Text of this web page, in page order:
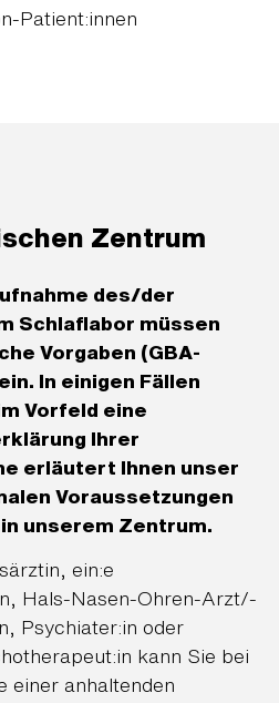
Patient:innen
Zentrum
des/der
Schlaflabor müssen
Vorgaben (GBA-
In einigen Fällen
Vorfeld eine
Ihrer
erläutert Ihnen unser
Voraussetzungen
unserem Zentrum.
ein:e
Hals-Nasen-Ohren-Arzt/-
Psychiater:in oder
kann Sie bei
einer anhaltenden